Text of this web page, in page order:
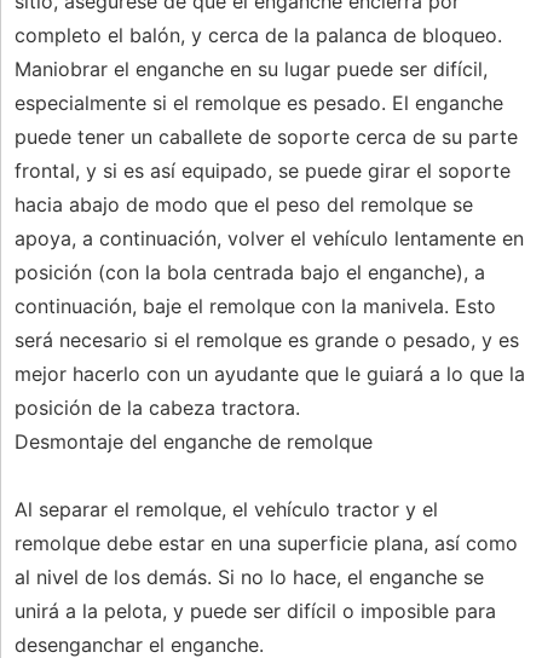
completo el balón, y cerca de la palanca de bloqueo.
Maniobrar el enganche en su lugar puede ser difícil,
especialmente si el remolque es pesado. El enganche
puede tener un caballete de soporte cerca de su parte
frontal, y si es así equipado, se puede girar el soporte
hacia abajo de modo que el peso del remolque se
apoya, a continuación, volver el vehículo lentamente en
posición (con la bola centrada bajo el enganche), a
continuación, baje el remolque con la manivela. Esto
será necesario si el remolque es grande o pesado, y es
mejor hacerlo con un ayudante que le guiará a lo que la
posición de la cabeza tractora.
Desmontaje del enganche de remolque
Al separar el remolque, el vehículo tractor y el
remolque debe estar en una superficie plana, así como
al nivel de los demás. Si no lo hace, el enganche se
unirá a la pelota, y puede ser difícil o imposible para
desenganchar el enganche.